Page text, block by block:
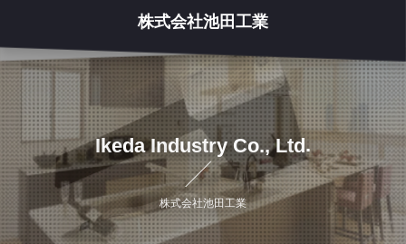
株式会社池田工業
Ikeda Industry Co., Ltd.
株式会社池田 工業